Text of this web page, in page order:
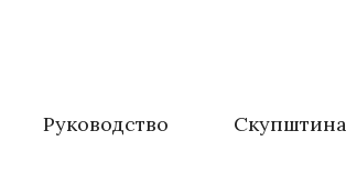
Руководство Скупштина